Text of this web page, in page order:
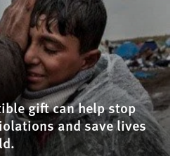
gift can help stop
and save lives